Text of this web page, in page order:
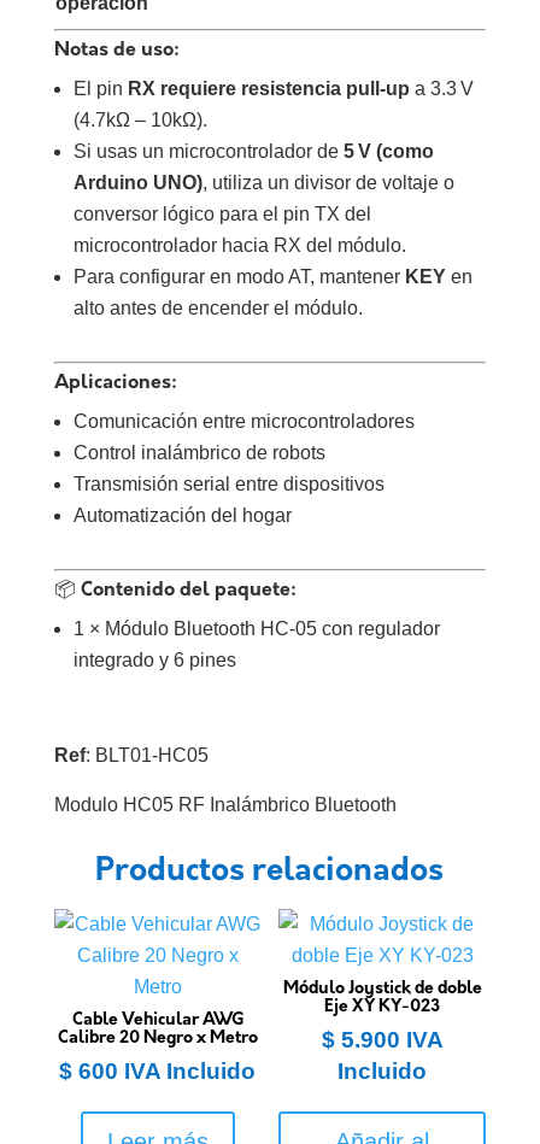
Notas de uso:
El pin RX requiere resistencia pull-up a 3.3 V
(4.7kΩ – 10kΩ).
Si usas un microcontrolador de 5 V (como
Arduino UNO), utiliza un divisor de voltaje o
conversor lógico para el pin TX del
microcontrolador hacia RX del módulo.
Para configurar en modo AT, mantener KEYen
alto antes de encender el módulo.
Aplicaciones:
Comunicación entre microcontroladores
Control inalámbrico de robots
Transmisión serial entre dispositivos
Automatización del hogar
📦 Contenido del paquete:
1 × Módulo Bluetooth HC-05 con regulador
integrado y 6 pines
Ref: BLT01-HC05
Modulo HC05 RF Inalámbrico Bluetooth
Productos relacionados
Cable Vehicular AWG
Calibre 20 Negro x Metro
$ 600 IVA Incluido
Módulo Joystick de doble
Eje XY KY-023
$5.900 IVA
Incluido